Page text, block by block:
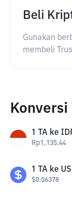
Beli
Gunakan
membeli
1 TA ke
Rp1,135.44
1 TA ke
$0.06378